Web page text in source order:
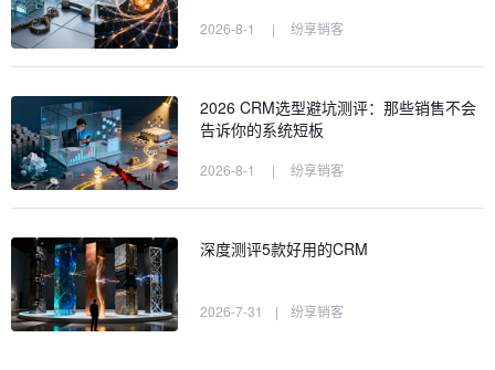
2026-8-1 | 纷享销客
2026 CRM选型避坑测评：那些销售不会
告诉你的系统短板
2026-8-1 | 纷享销客
深度测评5款好用的CRM
2026-7-31 | 纷享销客